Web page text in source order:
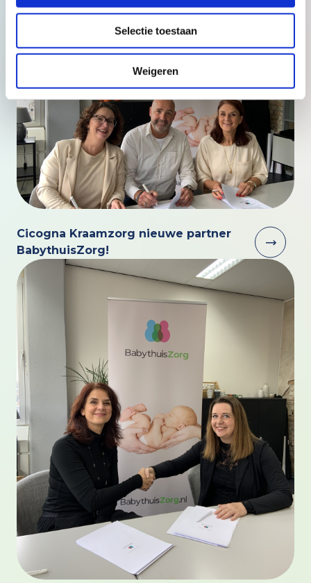
Selectie toestaan
Weigeren
Cicogna Kraamzorg nieuwe partner
BabythuisZorg!